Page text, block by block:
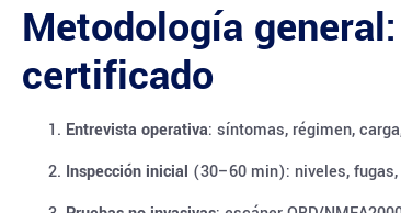
Metodología
certificado
Entrevista operativa: síntomas, régimen,
Inspección inicial (30–60 min): niveles,